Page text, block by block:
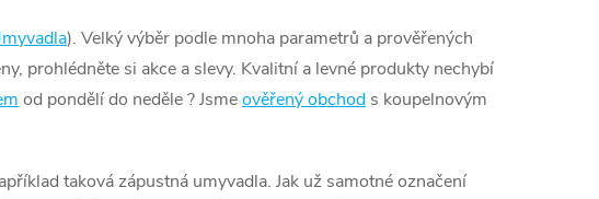
). Velký výběr podle mnoha parametrů a prověřených
prohlédněte si akce a slevy. Kvalitní a levné produkty nechybí
od pondělí do neděle ? Jsmeověřený obchod s koupelnovým
taková zápustná umyvadla. Jak už samotné označení